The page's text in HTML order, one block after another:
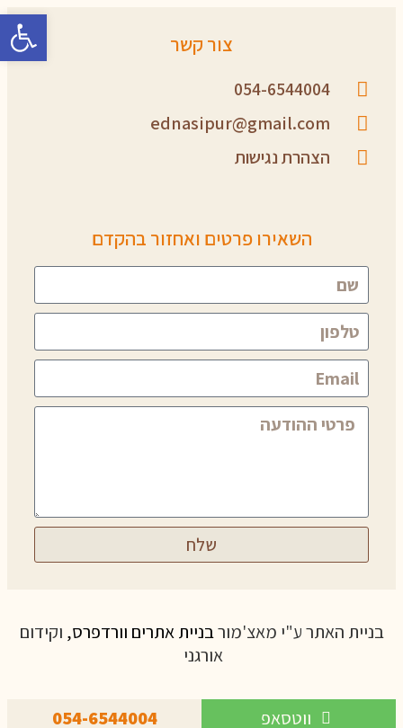
צור קשר
054-6544004
ednasipur@gmail.com
הצהרת נגישות
השאירו פרטים ואחזור בהקדם
שלח
בניית האתר ע"י מאצ'מורבניית אתרים וורדפרס, וקידום
אורגני
ווטסאפ 054-6544004
פתח